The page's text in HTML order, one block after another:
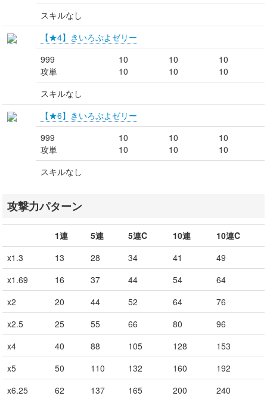
スキルなし
【★4】きいろぷよゼリー
999
攻単
10
10
10
10
10
10
スキルなし
【★6】きいろぷよゼリー
999
攻単
10
10
10
10
10
10
スキルなし
攻撃力パターン
1連 5連 5連C 10連
10連C
x1.3
13 28 34 41
49
x1.69
16 37 44 54
64
x2
20 44 52 64
76
x2.5
25 55 66 80
96
x4
40 88 105 128
153
x5
50 110 132 160
192
x6.25
62 137 165 200 240